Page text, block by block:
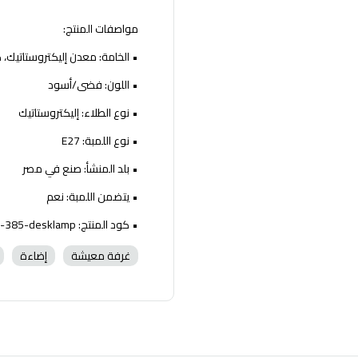
مواصفات المنتج:
• الخامة: معدن
• اللون: فضى/أسود
• نوع الطلاء: إليكتروستاتيك
• نوع اللمبة: E27
• بلد المنشأ: صنع في مصر
• يتضمن اللمبة: نعم
• كود المنتج: si-384-desklamp - si-385-desklamp
غرفة معيشة
إضاءة